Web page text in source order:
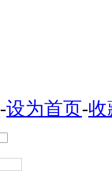
-设为首页-收